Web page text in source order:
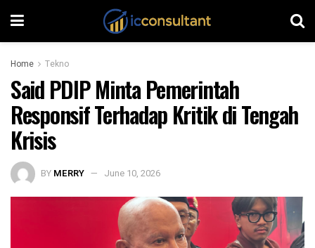
Home Tekno
Said PDIP Minta Pemerintah
Responsif Terhadap Kritik di Tengah
Krisis
BY MERRY June 10, 2026